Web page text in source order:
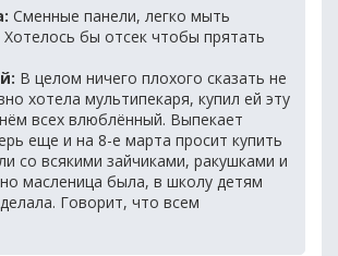
Сменные панели, легко мыть
Хотелось бы отсек чтобы прятать
В целом ничего плохого сказать не
хотела мультипекаря, купил ей эту
всех влюблённый. Выпекает
еще и на 8-е марта просит купить
со всякими зайчиками, ракушками и
масленица была, в школу детям
Говорит, что всем